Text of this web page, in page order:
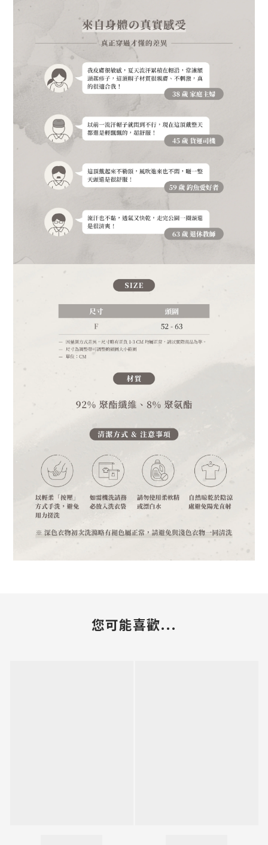
您可能喜歡...